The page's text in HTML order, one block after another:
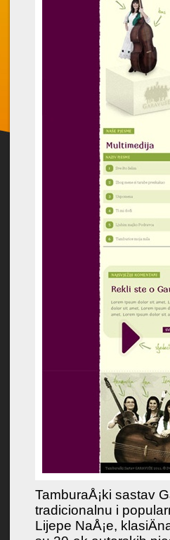
TamburaÅ¡ki sastav
tradicionalnu i
Lijepe NaÅ¡e,